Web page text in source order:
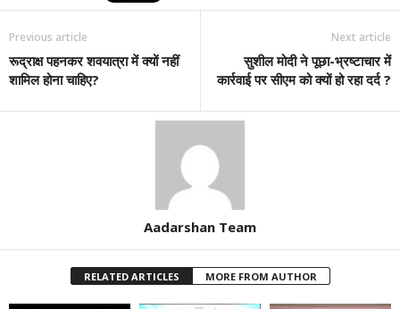
Previous article
रूद्राक्ष पहनकर शवयात्रा में क्यों नहीं
शामिल होना चाहिए?
Next article
सुशील मोदी ने पूछा-भ्रष्टाचार में
कार्रवाई पर सीएम को क्यों हो रहा दर्द ?
Aadarshan Team
RELATED ARTICLES MORE FROM AUTHOR